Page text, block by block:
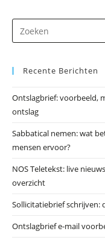
Recente Berichten
Ontslagbrief: voorbeeld,
ontslag
Sabbatical nemen: wat
mensen ervoor?
NOS Teletekst: live
overzicht
Sollicitatiebrief schrijven:
Ontslagbrief e-mail